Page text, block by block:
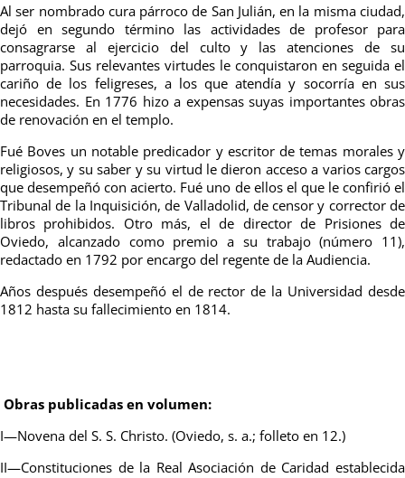
Al ser nombrado cura párroco de San Julián, en la misma ciudad,
dejó en segundo término las actividades de profesor para
consagrarse al ejercicio del culto y las atenciones de su
parroquia. Sus relevantes virtudes le conquistaron en seguida el
cariño de los feligreses, a los que atendía y socorría en sus
necesidades. En 1776 hizo a expensas suyas importantes obras
de renovación en el templo.
Fué Boves un notable predicador y escritor de temas morales y
religiosos, y su saber y su virtud le dieron acceso a varios cargos
que desempeñó con acierto. Fué uno de ellos el que le confirió el
Tribunal de la Inquisición, de Valladolid, de censor y corrector de
libros prohibidos. Otro más, el de director de Prisiones de
Oviedo, alcanzado como premio a su trabajo (número 11),
redactado en 1792 por encargo del regente de la Audiencia.
Años después desempeñó el de rector de la Universidad desde
1812 hasta su fallecimiento en 1814.
Obras publicadas en volumen:
I—Novena del S. S. Christo. (Oviedo, s. a.; folleto en 12.)
II—Constituciones de la Real Asociación de Caridad establecida